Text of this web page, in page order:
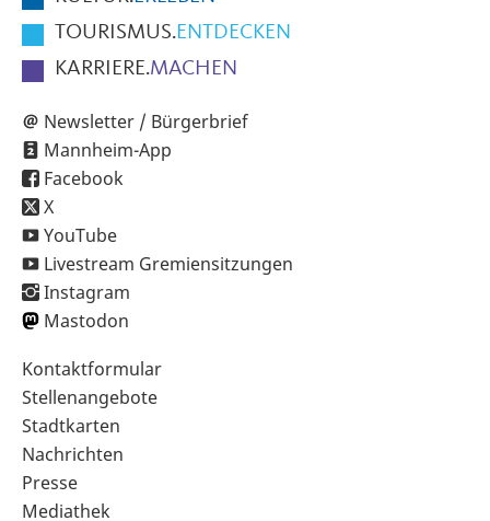
TOURISMUS.ENTDECKEN
KARRIERE.MACHEN
Newsletter / Bürgerbrief
Mannheim-App
Facebook
X
YouTube
Livestream Gremiensitzungen
Instagram
Mastodon
Sekundärnavigation
im
Fußbereich
Kontaktformular
Stellenangebote
Stadtkarten
Nachrichten
Presse
Mediathek